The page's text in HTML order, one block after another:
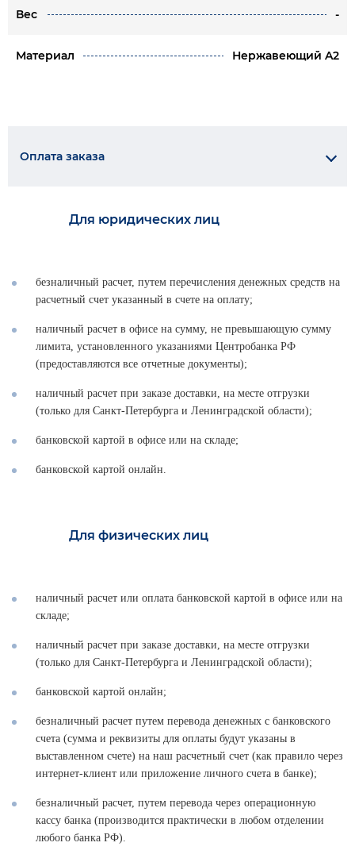
Вес -
Материал Нержавеющий A2
Оплата заказа
Для юридических лиц
безналичный расчет, путем перечисления денежных средств на
расчетный счет указанный в счете на оплату;
наличный расчет в офисе на сумму, не превышающую сумму
лимита, установленного указаниями Центробанка РФ
(предоставляются все отчетные документы);
наличный расчет при заказе доставки, на месте отгрузки
(только для Санкт-Петербурга и Ленинградской области);
банковской картой в офисе или на складе;
банковской картой онлайн.
Для физических лиц
наличный расчет или оплата банковской картой в офисе или на
складе;
наличный расчет при заказе доставки, на месте отгрузки
(только для Санкт-Петербурга и Ленинградской области);
банковской картой онлайн;
безналичный расчет путем перевода денежных с банковского
счета (сумма и реквизиты для оплаты будут указаны в
выставленном счете) на наш расчетный счет (как правило через
интернет-клиент или приложение личного счета в банке);
безналичный расчет, путем перевода через операционную
кассу банка (производится практически в любом отделении
любого банка РФ).